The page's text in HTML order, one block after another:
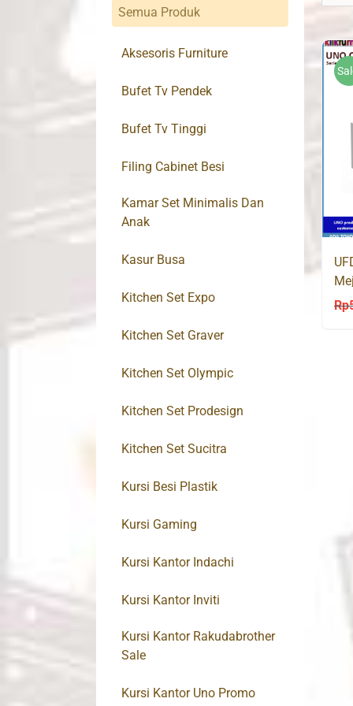
Rp
Semua Produk
Aksesoris Furniture
Bufet Tv Pendek
Bufet Tv Tinggi
Filing Cabinet Besi
Kamar Set Minimalis Dan
Anak
Kasur Busa
Kitchen Set Expo
Kitchen Set Graver
Kitchen Set Olympic
Kitchen Set Prodesign
Kitchen Set Sucitra
Kursi Besi Plastik
Kursi Gaming
Kursi Kantor Indachi
Kursi Kantor Inviti
Kursi Kantor Rakudabrother
Sale
Kursi Kantor Uno Promo